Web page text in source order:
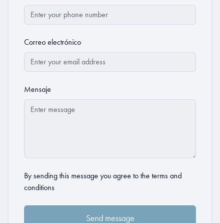
Correo electrónico
Mensaje
By sending this message you agree to the terms and
conditions